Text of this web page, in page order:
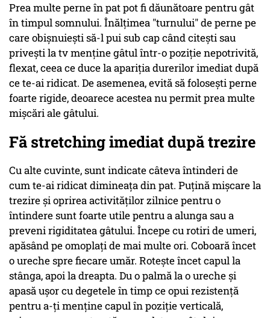
Prea multe perne în pat pot fi dăunătoare pentru gât
în timpul somnului. Înălţimea "turnului" de perne pe
care obişnuieşti să-l pui sub cap când citeşti sau
priveşti la tv menţine gâtul într-o poziţie nepotrivită,
flexat, ceea ce duce la apariţia durerilor imediat după
ce te-ai ridicat. De asemenea, evită să foloseşti perne
foarte rigide, deoarece acestea nu permit prea multe
mişcări ale gâtului.
Fă stretching imediat după trezire
Cu alte cuvinte, sunt indicate câteva întinderi de
cum te-ai ridicat dimineaţa din pat. Puţină mişcare la
trezire şi oprirea activităţilor zilnice pentru o
întindere sunt foarte utile pentru a alunga sau a
preveni rigiditatea gâtului. Începe cu rotiri de umeri,
apăsând pe omoplaţi de mai multe ori. Coboară încet
o ureche spre fiecare umăr. Roteşte încet capul la
stânga, apoi la dreapta. Du o palmă la o ureche şi
apasă uşor cu degetele în timp ce opui rezistenţă
pentru a-ţi menţine capul în poziţie verticală,